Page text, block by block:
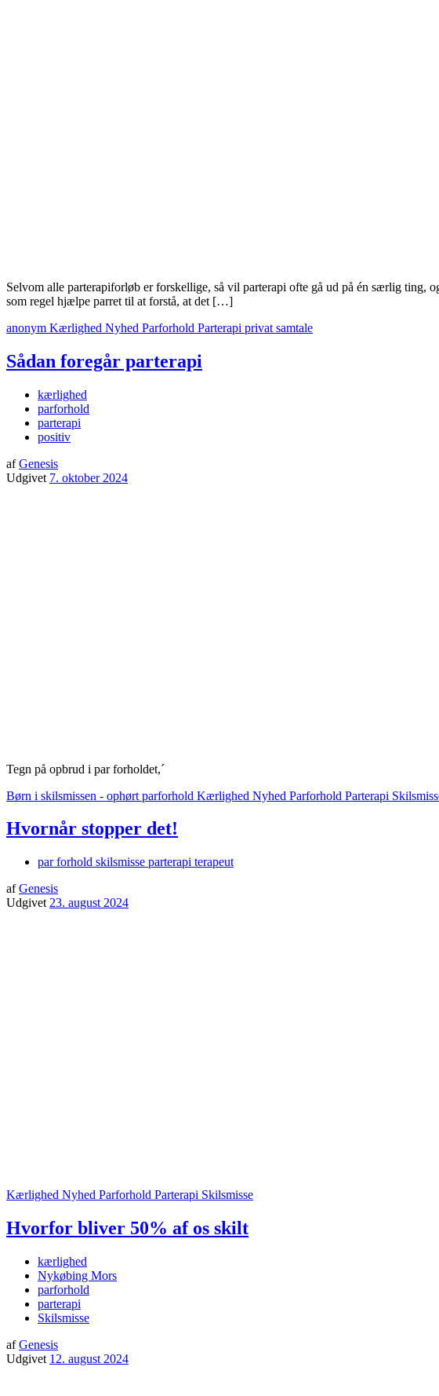
Selvom alle parterapiforløb er forskellige, så vil parterapi ofte gå ud på én særlig
som regel hjælpe parret til at forstå, at det […]
anonym Kærlighed Nyhed Parforhold Parterapi privat samtale
Sådan foregår parterapi
kærlighed
parforhold
parterapi
positiv
afGenesis
Udgivet 7. oktober 2024
Tegn på opbrud i par forholdet,´
Børn i skilsmissen - ophørt parforhold Kærlighed Nyhed Parforhold Parterapi
Hvornår stopper det!
par forhold skilsmisse parterapi terapeut
afGenesis
Udgivet 23. august 2024
Kærlighed Nyhed Parforhold Parterapi Skilsmisse
Hvorfor bliver 50% af os skilt
kærlighed
Nykøbing Mors
parforhold
parterapi
Skilsmisse
afGenesis
Udgivet 12. august 2024